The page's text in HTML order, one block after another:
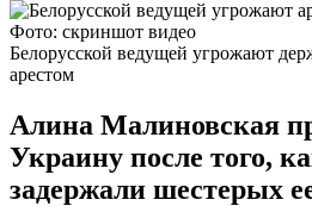
Фото: скриншот видео
Белорусской ведущей угрожают
арестом
Алина Малиновская
Украину после того,
задержали шестерых